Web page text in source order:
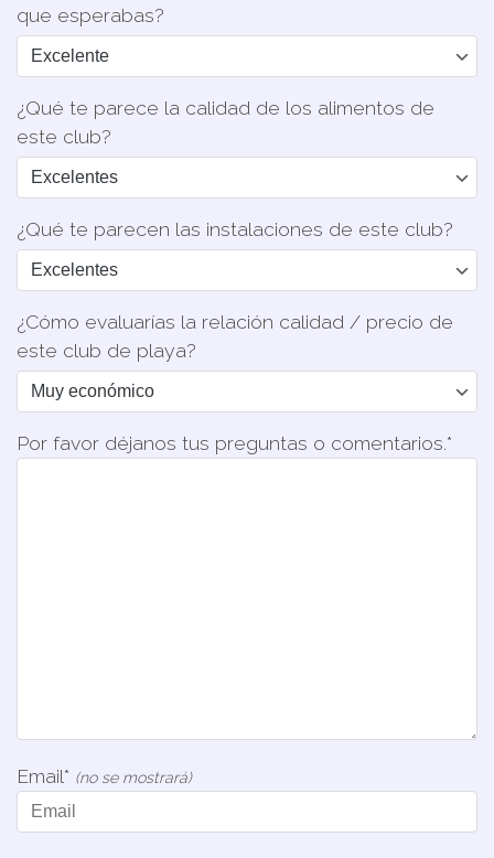
que esperabas?
¿Qué te parece la calidad de los alimentos de
este club?
¿Qué te parecen las instalaciones de este club?
¿Cómo evaluarías la relación calidad / precio de
este club de playa?
Por favor déjanos tus preguntas o comentarios.*
Email* (no se mostrará)